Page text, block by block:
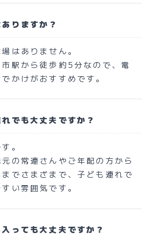
りますか？
はありません。
駅から徒歩約5分なので、電
かけがおすすめです。
でも大丈夫ですか？
。
の常連さんやご年配の方から
でさまざまで、子ども連れで
い雰囲気です。
っても大丈夫ですか？